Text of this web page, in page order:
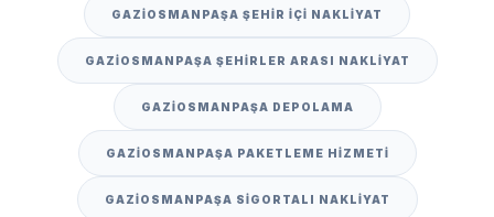
GAZIOSMANPAŞA ŞEHIR IÇI NAKLIYAT
GAZIOSMANPAŞA ŞEHIRLER ARASI NAKLIYAT
GAZIOSMANPAŞA DEPOLAMA
GAZIOSMANPAŞA PAKETLEME HIZMETI
GAZIOSMANPAŞA SIGORTALI NAKLIYAT